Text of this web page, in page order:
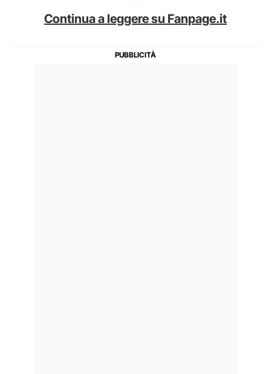
Continua a leggere su Fanpage.it